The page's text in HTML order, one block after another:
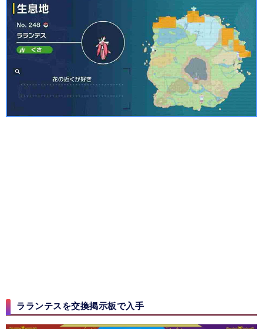
ラランテスを交換掲示板で入手